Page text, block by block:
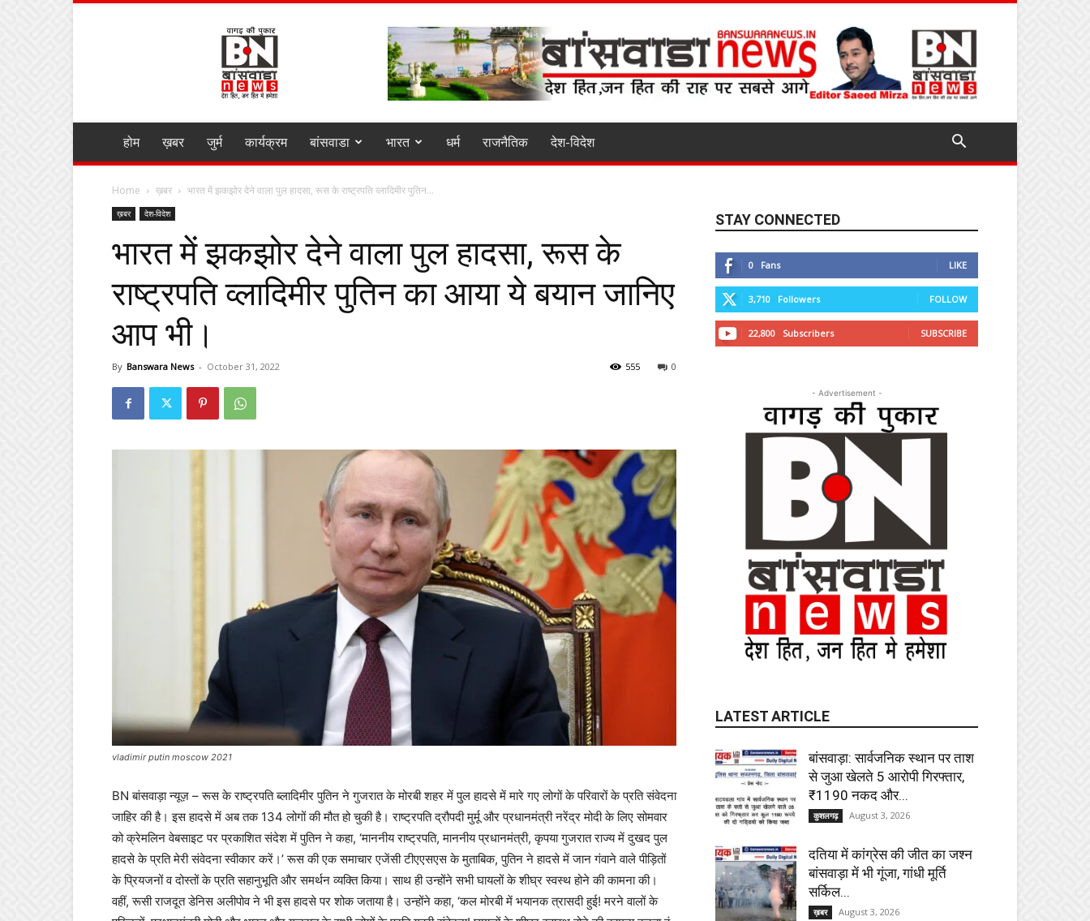
BANSWARA
NEWS
MIRZA
होम ख़बर जुर्म कार्यक्रम बांसवाडा भारत धर्म राजनैतिक देश-विदेश
Home ख़बर भारत में झकझोर देने वाला पुल हादसा, रूस के राष्ट्रपति व्लादिमीर पुतिन...
ख़बर देश-विदेश
भारत में झकझोर देने वाला पुल हादसा, रूस के
राष्ट्रपति व्लादिमीर पुतिन का आया ये बयान जानिए
आप भी।
By Banswara News - October 31, 2022 0
555
vladimir putin moscow 2021
BN बांसवाड़ा न्यूज़ – रूस के राष्ट्रपति ब्लादिमीर पुतिन ने गुजरात के मोरबी शहर में पुल हादसे में मारे गए लोगों के परिवारों के प्रति संवेदना
जाहिर की है। इस हादसे में अब तक 134 लोगों की मौत हो चुकी है। राष्ट्रपति द्रौपदी मुर्मू और प्रधानमंत्री नरेंद्र मोदी के लिए सोमवार
को क्रेमलिन वेबसाइट पर प्रकाशित संदेश में पुतिन ने कहा, ‘माननीय राष्ट्रपति, माननीय प्रधानमंत्री, कृपया गुजरात राज्य में दुखद पुल
हादसे के प्रति मेरी संवेदना स्वीकार करें।’ रूस की एक समाचार एजेंसी टीएएसएस के मुताबिक, पुतिन ने हादसे में जान गंवाने वाले पीड़ितों
के प्रियजनों व दोस्तों के प्रति सहानुभूति और समर्थन व्यक्ति किया। साथ ही उन्होंने सभी घायलों के शीघ्र स्वस्थ होने की कामना की।
वहीं, रूसी राजदूत डेनिस अलीपोव ने भी इस हादसे पर शोक जताया है। उन्होंने कहा, ‘कल मोरबी में भयानक त्रासदी हुई! मरने वालों के
STAY CONNECTED
0 Fans LIKE
3,710 Followers FOLLOW
22,800 Subscribers SUBSCRIBE
- Advertisement -
LATEST ARTICLE
बांसवाड़ा: सार्वजनिक स्थान पर ताश
से जुआ खेलते 5 आरोपी गिरफ्तार,
₹1190 नकद और...
कुशलगढ़ August 3, 2026
दतिया में कांग्रेस की जीत का जश्न
बांसवाड़ा में भी गूंजा, गांधी मूर्ति
सर्किल...
ख़बर August 3, 2026